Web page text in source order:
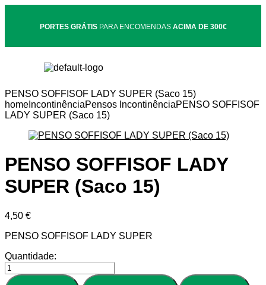
PORTES GRÁTISPARA ENCOMENDAS ACIMA DE 300€
PENSO SOFFISOF LADY SUPER (Saco 15)
home IncontinênciaPensos IncontinênciaPENSO SOFFISOF
LADY SUPER (Saco 15)
PENSO SOFFISOF LADY
SUPER (Saco 15)
4,50 €
PENSO SOFFISOF LADY SUPER
Quantidade: